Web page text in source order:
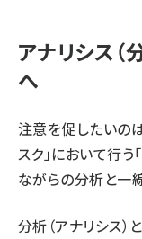
アナリシス（
へ
注意を促したいの
スク」において行
ながらの分析と一
分析（アナリシス）